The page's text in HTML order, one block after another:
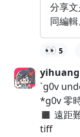
分享
同編輯
👀 5
`g0v
*g0v 零
◼️ 遠距
tiff